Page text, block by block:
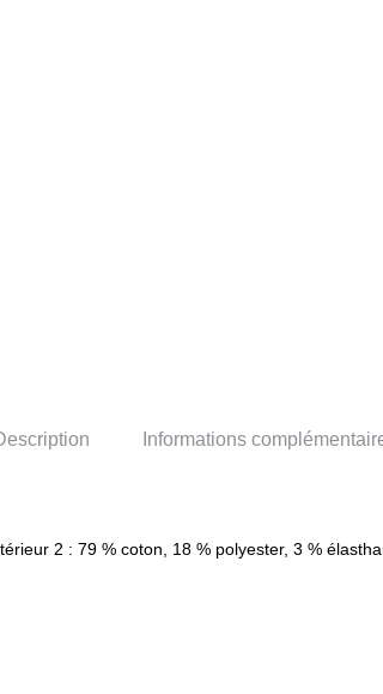
Informations
2 : 79 % coton, 18 % polyester, 3 %